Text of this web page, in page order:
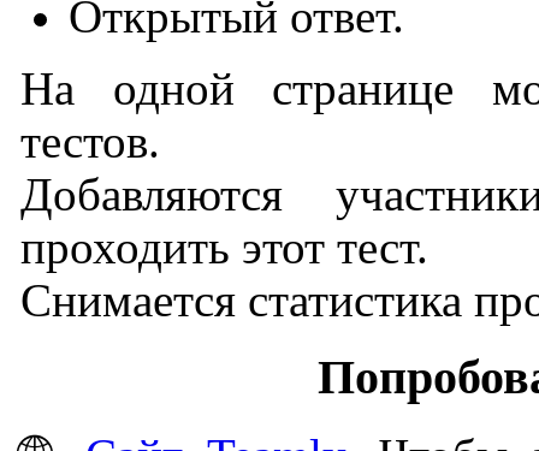
Открытый ответ.
На одной странице
тестов.
Добавляются
проходить этот тест.
Снимается статистика